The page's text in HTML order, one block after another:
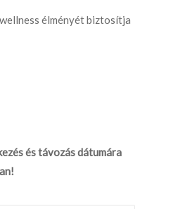
élményét biztosítja
és távozás dátumára